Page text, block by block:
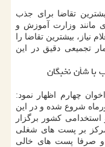
تقاضا برای جذب
مانند وزارت آموزش و
نیاز، بیشترین تقاضا را
تجمیعی دقیق در این
شأن نخبگان
چهارم اظهار نمود:
شروع شده و در این
کشور برگزار
بر پست های شغلی
و صرفا پست های خالی